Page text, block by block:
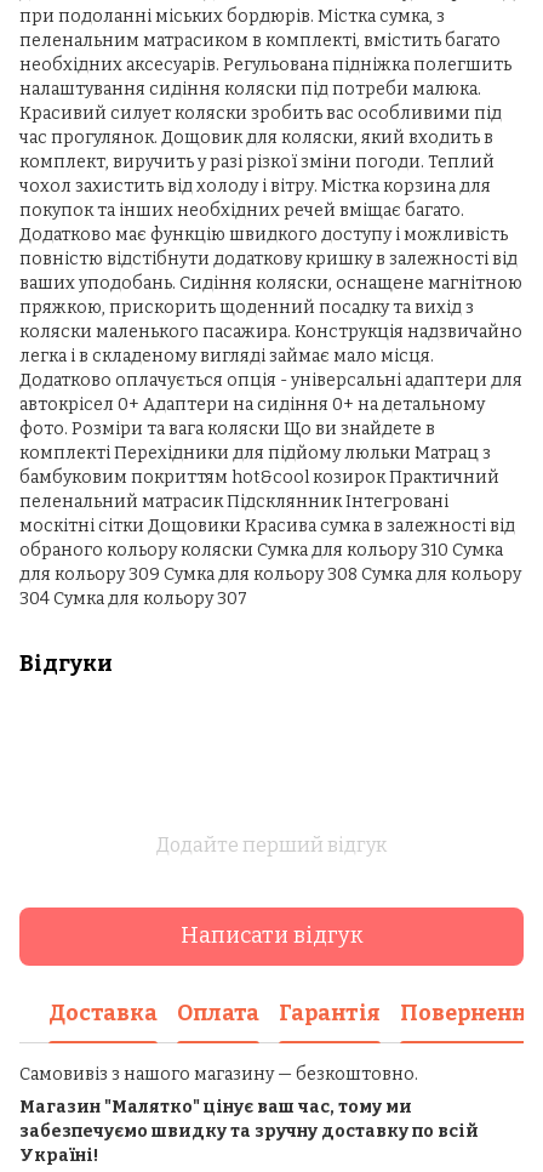
при подоланні міських бордюрів. Містка сумка, з
пеленальним матрасиком в комплекті, вмістить багато
необхідних аксесуарів. Регульована підніжка полегшить
налаштування сидіння коляски під потреби малюка.
Красивий силует коляски зробить вас особливими під
час прогулянок. Дощовик для коляски, який входить в
комплект, виручить у разі різкої зміни погоди. Теплий
чохол захистить від холоду і вітру. Містка корзина для
покупок та інших необхідних речей вміщає багато.
Додатково має функцію швидкого доступу і можливість
повністю відстібнути додаткову кришку в залежності від
ваших уподобань. Сидіння коляски, оснащене магнітною
пряжкою, прискорить щоденний посадку та вихід з
коляски маленького пасажира. Конструкція надзвичайно
легка і в складеному вигляді займає мало місця.
Додатково оплачується опція - універсальні адаптери для
автокрісел 0+ Адаптери на сидіння 0+ на детальному
фото. Розміри та вага коляски Що ви знайдете в
комплекті Перехідники для підйому люльки Матрац з
бамбуковим покриттям hot&cool козирок Практичний
пеленальний матрасик Підсклянник Інтегровані
москітні сітки Дощовики Красива сумка в залежності від
обраного кольору коляски Сумка для кольору 310 Сумка
для кольору 309 Сумка для кольору 308 Сумка для кольору
304 Сумка для кольору 307
Відгуки
Додайте перший відгук
Написати відгук
Доставка Оплата Гарантія Повернення
Самовивіз з нашого магазину — безкоштовно.
Магазин "Малятко" цінує ваш час, тому ми
забезпечуємо швидку та зручну доставку по всій
Україні!